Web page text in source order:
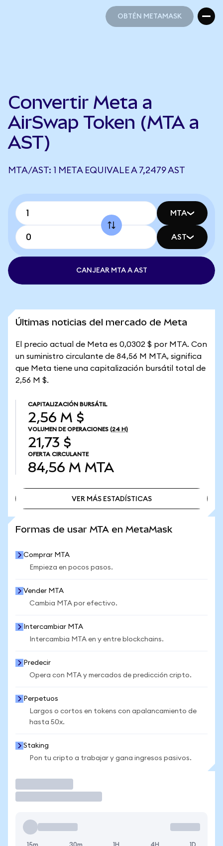
OBTÉN METAMASK
Convertir Meta a
AirSwap Token (MTA a
AST)
MTA/AST: 1 META EQUIVALE A 7,2479 AST
MTA
AST
CANJEAR MTA A AST
Últimas noticias del mercado de Meta
El precio actual de Meta es 0,0302 $ por MTA. Con
un suministro circulante de 84,56 M MTA, significa
que Meta tiene una capitalización bursátil total de
2,56 M $.
CAPITALIZACIÓN BURSÁTIL
2,56 M $
VOLUMEN DE OPERACIONES (24 H)
21,73 $
OFERTA CIRCULANTE
84,56 M MTA
VER MÁS ESTADÍSTICAS
Formas de usar MTA en MetaMask
Comprar MTA
Empieza en pocos pasos.
Vender MTA
Cambia MTA por efectivo.
Intercambiar MTA
Intercambia MTA en y entre blockchains.
Predecir
Opera con MTA y mercados de predicción cripto.
Perpetuos
Largos o cortos en tokens con apalancamiento de
hasta 50x.
Staking
Pon tu cripto a trabajar y gana ingresos pasivos.